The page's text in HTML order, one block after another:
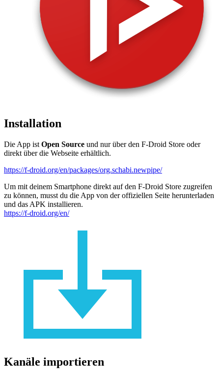
Installation
Die App ist Open Source und nur über den F-Droid Store oder
direkt über die Webseite erhältlich.
https://f-droid.org/en/packages/org.schabi.newpipe/
Um mit deinem Smartphone direkt auf den F-Droid Store zugreifen
zu können, musst du die App von der offiziellen Seite herunterladen
und das APK installieren.
https://f-droid.org/en/
Kanäle importieren